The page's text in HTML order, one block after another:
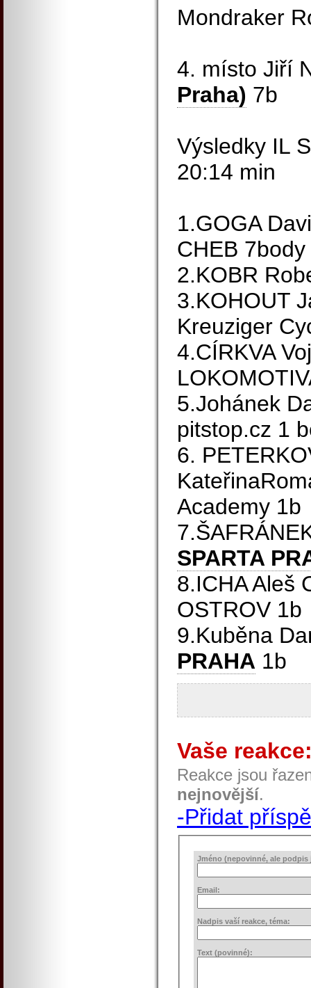
Mondraker
4. místo Jiří
Praha) 7b
Výsledky IL
20:14 min
1.GOGA
CHEB 7body
2.KOBR
3.KOHOUT
Kreuziger
4.CÍRKVA
5.Johánek
pitstop.cz 1
6.
Academy 1b
SPARTA
8.ICHA Aleš
OSTROV 1b
9.Kuběna
PRAHA 1b
Vaše
Reakce jsou
nejnovější.
-Přidat
Jméno (nepovinné, ale podpis
Email:
Nadpis vaší reakce, téma:
Text (povinné):